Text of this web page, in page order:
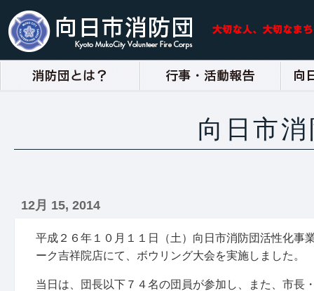
向日市
12月 15, 2014
平成２６年１０月１１日（土）向日市消防団活性化事
ーク吉祥院店にて、ボウリング大会を実施しました。
当日は、団長以下７４名の団員が参加し、また、市長